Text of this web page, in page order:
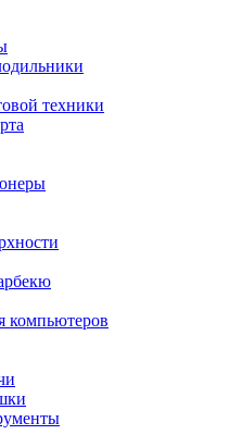
техники
компьютеров